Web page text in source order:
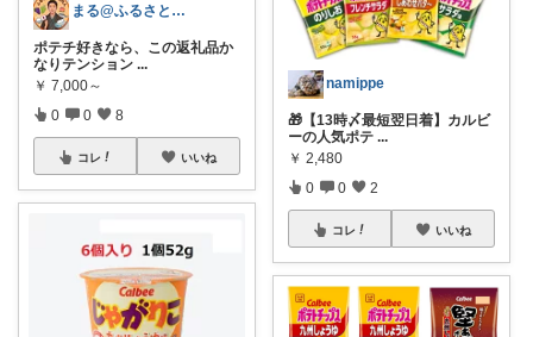
まる@ふるさと納税🎁
ポテチ好きなら、この返礼品か
なりテンション ...
￥ 7,000～
0 0 8
コレ いいね
namippe
🎁【13時〆最短翌日着】カルビ
ーの人気ポテ ...
￥ 2,480
0 0 2
コレ いいね